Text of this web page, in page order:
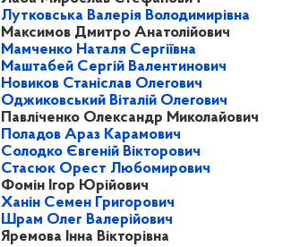
Лутковська Валерія Володимирівна
Максимов Дмитро Анатолійович
Мамченко Наталя Сергіївна
Маштабей Сергій Валентинович
Новиков Станіслав Олегович
Оджиковський Віталій Олегович
Павліченко Олександр Миколайович
Поладов Араз Карамович
Солодко Євгеній Вікторович
Стасюк Орест Любомирович
Фомін Ігор Юрійович
Ханін Семен Григорович
Шрам Олег Валерійович
Яремова Інна Вікторівна